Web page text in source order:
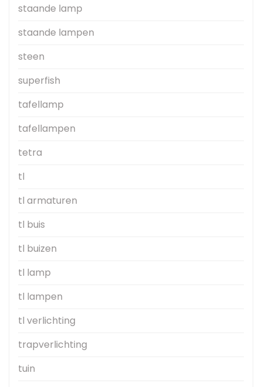
staande lamp
staande lampen
steen
superfish
tafellamp
tafellampen
tetra
tl
tl armaturen
tl buis
tl buizen
tl lamp
tl lampen
tl verlichting
trapverlichting
tuin